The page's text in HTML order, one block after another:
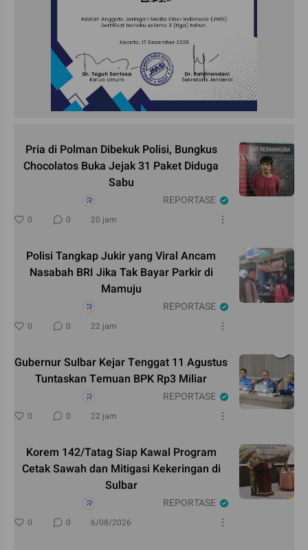
Pria di Polman Dibekuk Polisi, Bungkus
Chocolatos Buka Jejak 31 Paket Diduga
Sabu
REPORTASE
0 0 20 jam
Polisi Tangkap Jukir yang Viral Ancam
Nasabah BRI Jika Tak Bayar Parkir di
Mamuju
REPORTASE
0 0 22 jam
Gubernur Sulbar Kejar Tenggat 11 Agustus
Tuntaskan Temuan BPK Rp3 Miliar
REPORTASE
0 0 22 jam
Korem 142/Tatag Siap Kawal Program
Cetak Sawah dan Mitigasi Kekeringan di
Sulbar
REPORTASE
0 0 6/08/2026